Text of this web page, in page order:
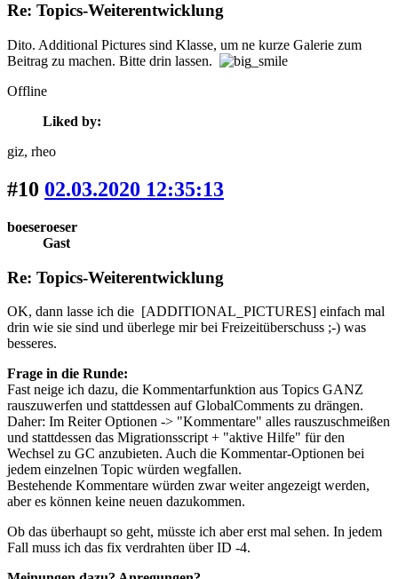
Re: Topics-Weiterentwicklung
Dito. Additional Pictures sind Klasse, um ne kurze Galerie zum
Beitrag zu machen. Bitte drin lassen.
Offline
Liked by:
giz, rheo
#10 02.03.2020 12:35:13
boeseroeser
Gast
Re: Topics-Weiterentwicklung
OK, dann lasse ich die [ADDITIONAL_PICTURES] einfach mal
drin wie sie sind und überlege mir bei Freizeitüberschuss ;-) was
besseres.
Frage in die Runde:
Fast neige ich dazu, die Kommentarfunktion aus Topics GANZ
rauszuwerfen und stattdessen auf GlobalComments zu drängen.
Daher: Im Reiter Optionen -> "Kommentare" alles rauszuschmeißen
und stattdessen das Migrationsscript + "aktive Hilfe" für den
Wechsel zu GC anzubieten. Auch die Kommentar-Optionen bei
jedem einzelnen Topic würden wegfallen.
Bestehende Kommentare würden zwar weiter angezeigt werden,
aber es können keine neuen dazukommen.
Ob das überhaupt so geht, müsste ich aber erst mal sehen. In jedem
Fall muss ich das fix verdrahten über ID -4.